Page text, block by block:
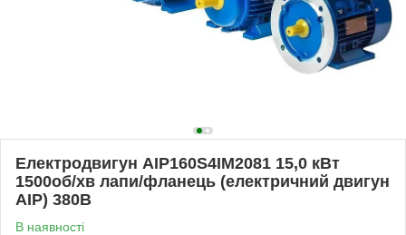
Електродвигун АІР160Ѕ4ІМ2081 15,0 кВт
1500об/хв лапи/фланець (електричний двигун
АІР) 380В
В наявності